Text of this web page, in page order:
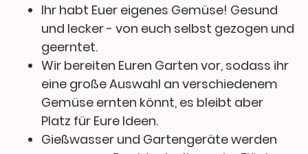
Ihr habt Euer eigenes Gemüse! Gesund
und lecker - von euch selbst gezogen und
geerntet.
Wir bereiten Euren Garten vor, sodass ihr
eine große Auswahl an verschiedenem
Gemüse ernten könnt, es bleibt aber
Platz für Eure Ideen.
Gießwasser und Gartengeräte werden